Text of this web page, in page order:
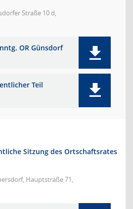
Straße 10 d,
OR Günsdorf
Teil
Sitzung des Ortschaftsrates
Hauptstraße 71,